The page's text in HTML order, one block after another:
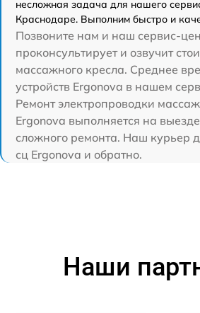
несложная задача для нашего
Краснодаре. Выполним быстро и
Позвоните нам и наш сервис-
проконсультирует и озвучит
массажного кресла. Среднее
устройств Ergonova в нашем
Ремонт электропроводки
Ergonova выполняется на
сложного ремонта. Наш курьер
сц Ergonova и обратно.
Наши